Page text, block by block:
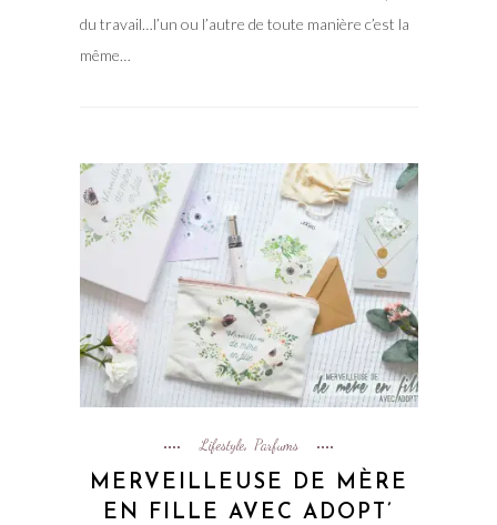
du travail…l’un ou l’autre de toute manière c’est la
même…
Lifestyle, Parfums
MERVEILLEUSE DE MÈRE
EN FILLE AVEC ADOPT’